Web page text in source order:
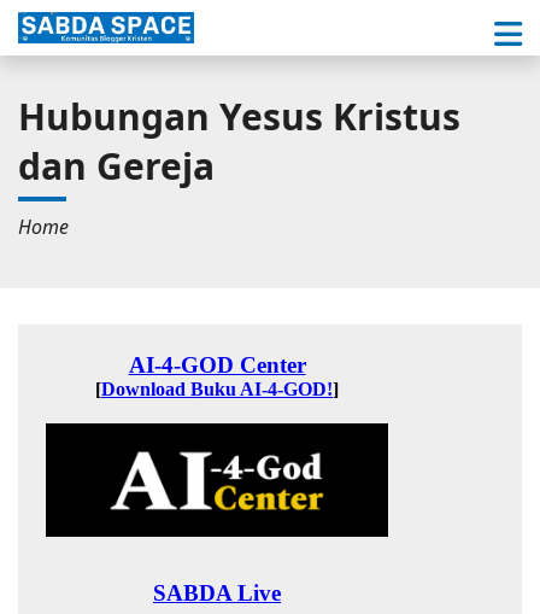
Hubungan Yesus Kristus
dan Gereja
Home